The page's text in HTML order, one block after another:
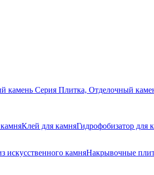
камень Серия Плитка, Отделочный
Клей для камняГидрофобизатор для
искусственного камняНакрывочные